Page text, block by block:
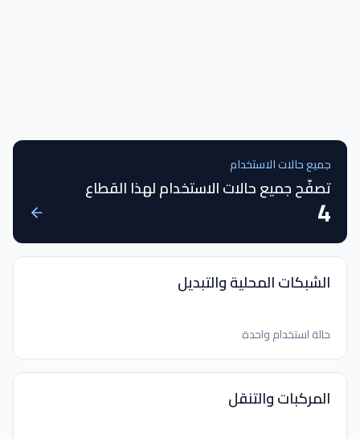
جميع حالات الاستخدام
تصفّح جميع حالات الاستخدام لهذا القطاع
4
الشبكات المحلية والتبديل
حالة استخدام واحدة
المركبات والتنقل